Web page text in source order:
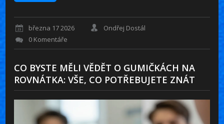
března 17 2026
Ondřej Dostál
0 Komentáře
CO BYSTE MĚLI VĚDĚT O GUMIČKÁCH NA
ROVNÁTKA: VŠE, CO POTŘEBUJETE ZNÁT